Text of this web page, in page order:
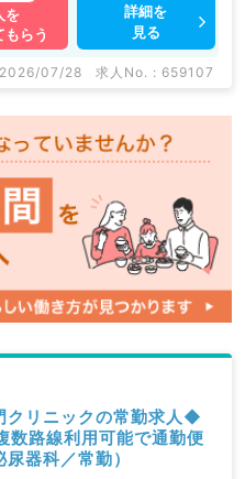
を
もらう
詳細を
見る
2026/07/28 求人No. : 659107
クリニックの常勤求人◆
路線利用可能で通勤便
器科／常勤）